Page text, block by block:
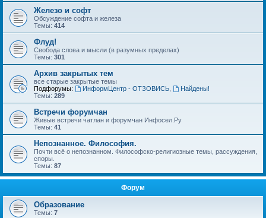
Железо и софт
Обсуждение софта и железа
Темы: 414
Флуд!
Свобода слова и мысли (в разумных пределах)
Темы: 301
Архив закрытых тем
все старые закрытые темы
Подфорумы:
ИнформЦентр - ОТЗОВИСЬ,
Найдены!
Темы: 289
Встречи форумчан
Живые встречи чатлан и форумчан Инфосел.Ру
Темы: 41
Непознанное. Философия.
Почти всё о непознанном. Философско-религиозные темы, рассуждения,
споры.
Темы: 87
Форум
Образование
Темы: 7